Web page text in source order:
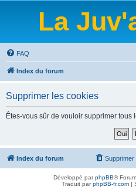
La
FAQ
Index du forum
Supprimer les cookies
Êtes-vous sûr de vouloir supprimer tous
Index du forum Supprimer
Développé parphpBB®
Traduit parphpBB-fr.com|